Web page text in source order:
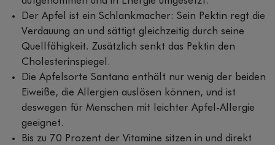
Der Apfel ist ein Schlankmacher: Sein Pektin regt die
Verdauung an und sättigt gleichzeitig durch seine
Quellfähigkeit. Zusätzlich senkt das Pektin den
Cholesterinspiegel.
Die Apfelsorte Santana enthält nur wenig der beiden
Eiweiße, die Allergien auslösen können, und ist
deswegen für Menschen mit leichter Apfel-Allergie
geeignet.
Bis zu 70 Prozent der Vitamine sitzen in und direkt